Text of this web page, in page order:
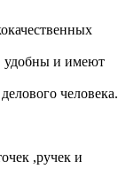
удобны и имеют
человека.
,ручек и